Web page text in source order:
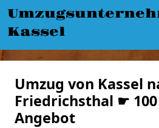
Kassel
Umzug von Kassel
Friedrichsthal ☛
Angebot